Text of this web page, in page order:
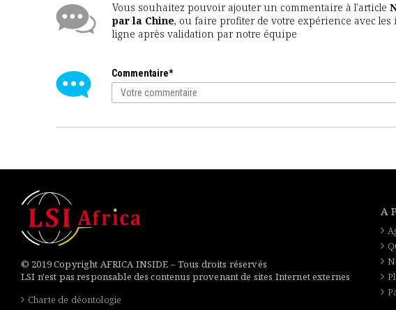
Vous souhaitez pouvoir ajouter un commentaire à l'article
par la Chine, ou faire profiter de votre expérience avec
ligne après validation par notre équipe
Commentaire*
© 2019 Copyright AFRICA INSIDE – Tous droits réservés
LSI n'est pas responsable des contenus provenant de sites Internet externes
Charte de déontologie
A